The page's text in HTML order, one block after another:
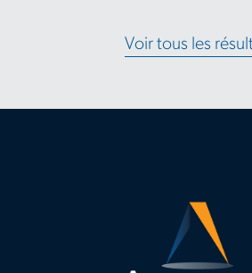
ca/
to-
a-
new-
Voir tous les